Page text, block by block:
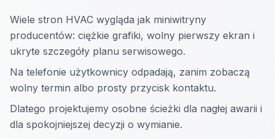
Wiele stron HVAC wygląda jak miniwitryny
producentów: ciężkie grafiki, wolny pierwszy ekran i
ukryte szczegóły planu serwisowego.
Na telefonie użytkownicy odpadają, zanim zobaczą
wolny termin albo prosty przycisk kontaktu.
Dlatego projektujemy osobne ścieżki dla nagłej awarii i
dla spokojniejszej decyzji o wymianie.